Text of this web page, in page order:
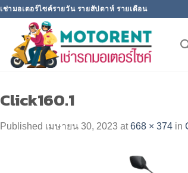
เช่ามอเตอร์ไซค์รายวัน รายสัปดาห์ รายเดือน
Click160.1
Published เมษายน 30, 2023 at668 × 374 in